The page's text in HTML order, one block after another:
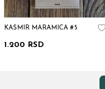
KAŠMIR MARAMICA #5
1.200 RSD